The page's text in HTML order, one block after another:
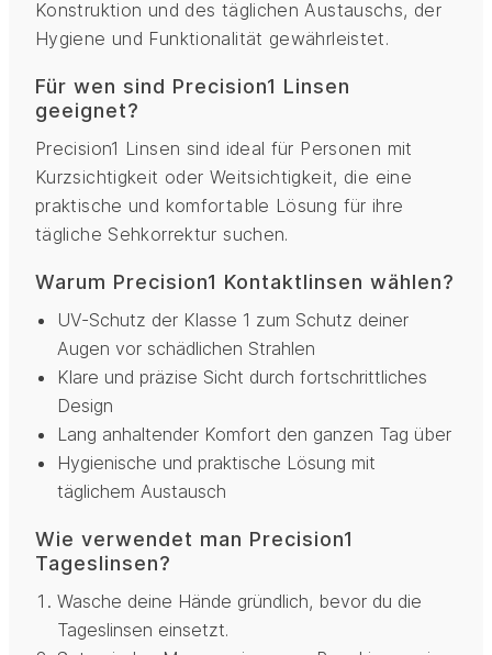
Konstruktion und des täglichen Austauschs, der
Hygiene und Funktionalität gewährleistet.
Für wen sind Precision1 Linsen
geeignet?
Precision1 Linsen sind ideal für Personen mit
Kurzsichtigkeit oder Weitsichtigkeit, die eine
praktische und komfortable Lösung für ihre
tägliche Sehkorrektur suchen.
Warum Precision1 Kontaktlinsen wählen?
UV-Schutz der Klasse 1 zum Schutz deiner
Augen vor schädlichen Strahlen
Klare und präzise Sicht durch fortschrittliches
Design
Lang anhaltender Komfort den ganzen Tag über
Hygienische und praktische Lösung mit
täglichem Austausch
Wie verwendet man Precision1
Tageslinsen?
Wasche deine Hände gründlich, bevor du die
Tageslinsen einsetzt.